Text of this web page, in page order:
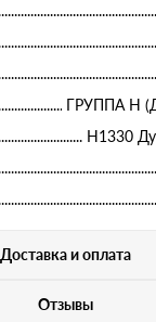
ГРУППА Н
H1330
Доставка и оплата
Отзывы